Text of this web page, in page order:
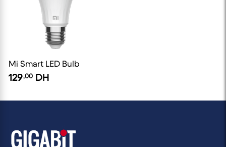
Mi Smart LED Bulb
129,00 DH